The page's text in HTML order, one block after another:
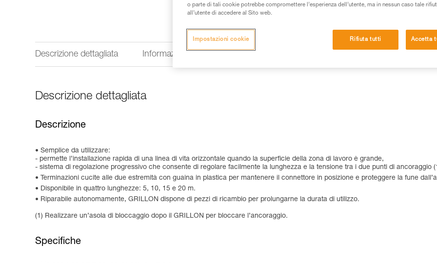
Descrizione dettagliata Informazioni tecniche
Descrizione dettagliata
Descrizione
Semplice da utilizzare:
- permette l’installazione rapida di una linea di vita orizzontale quando la superficie della zona di lavoro è grande,
- sistema di regolazione progressivo che consente di regolare facilmente la lunghezza e la tensione tra i due punti di ancoraggio
Terminazioni cucite alle due estremità con guaina in plastica per mantenere il connettore in posizione e proteggere la fune
Disponibile in quattro lunghezze: 5, 10, 15 e 20 m.
Riparabile autonomamente, GRILLON dispone di pezzi di ricambio per prolungarne la durata di utilizzo.
(1) Realizzare un’asola di bloccaggio dopo il GRILLON per bloccare l’ancoraggio.
Specifiche
o parte di tali cookie potrebbe compromettere l’esperienza dell’utente, ma in nessun caso tale
all’utente di accedere al Sito web.
Rifiuta tutti Accetta
Impostazioni cookie